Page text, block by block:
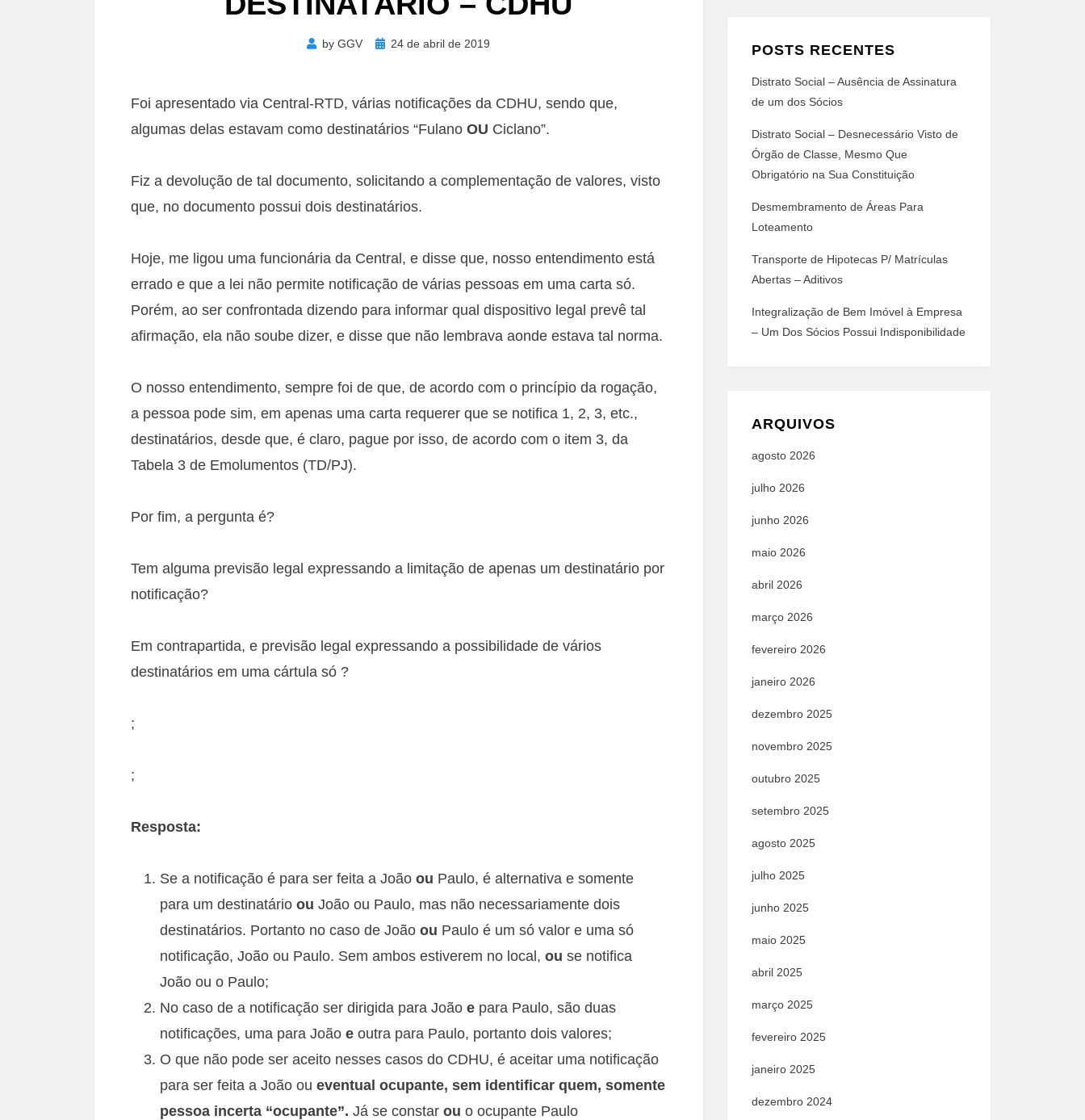
byGGV
Posted24 de abril de 2019
Foi apresentado via Central-RTD, várias notificações da CDHU, sendo que,
algumas delas estavam como destinatários “Fulano OU Ciclano”.
Fiz a devolução de tal documento, solicitando a complementação de valores, visto
que, no documento possui dois destinatários.
Hoje, me ligou uma funcionária da Central, e disse que, nosso entendimento está
errado e que a lei não permite notificação de várias pessoas em uma carta só.
Porém, ao ser confrontada dizendo para informar qual dispositivo legal prevê tal
afirmação, ela não soube dizer, e disse que não lembrava aonde estava tal norma.
O nosso entendimento, sempre foi de que, de acordo com o princípio da rogação,
a pessoa pode sim, em apenas uma carta requerer que se notifica 1, 2, 3, etc.,
destinatários, desde que, é claro, pague por isso, de acordo com o item 3, da
Tabela 3 de Emolumentos (TD/PJ).
Por fim, a pergunta é?
Tem alguma previsão legal expressando a limitação de apenas um destinatário por
notificação?
Em contrapartida, e previsão legal expressando a possibilidade de vários
destinatários em uma cártula só ?
;
;
Resposta:
Se a notificação é para ser feita a João ou Paulo, é alternativa e somente
para um destinatário ou João ou Paulo, mas não necessariamente dois
destinatários. Portanto no caso de João ou Paulo é um só valor e uma só
notificação, João ou Paulo. Sem ambos estiverem no local, ou se notifica
João ou o Paulo;
No caso de a notificação ser dirigida para João e para Paulo, são duas
notificações, uma para João e outra para Paulo, portanto dois valores;
O que não pode ser aceito nesses casos do CDHU, é aceitar uma notificação
para ser feita a João ou eventual ocupante, sem identificar quem, somente
pessoa incerta “ocupante”. Já se constar ou o ocupante Paulo
POSTS RECENTES
Distrato Social – Ausência de Assinatura
de um dos Sócios
Distrato Social – Desnecessário Visto de
Órgão de Classe, Mesmo Que
Obrigatório na Sua Constituição
Desmembramento de Áreas Para
Loteamento
Transporte de Hipotecas P/ Matrículas
Abertas – Aditivos
Integralização de Bem Imóvel à Empresa
– Um Dos Sócios Possui Indisponibilidade
ARQUIVOS
agosto 2026
julho 2026
junho 2026
maio 2026
abril 2026
março 2026
fevereiro 2026
janeiro 2026
dezembro 2025
novembro 2025
outubro 2025
setembro 2025
agosto 2025
julho 2025
junho 2025
maio 2025
abril 2025
março 2025
fevereiro 2025
janeiro 2025
dezembro 2024